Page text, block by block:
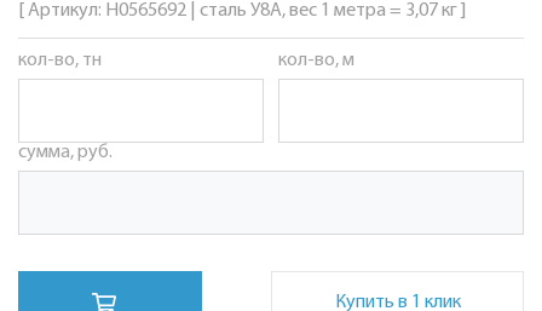
[ Артикул: Н0565692 | сталь У8А, вес 1 метра = 3,07 кг ]
кол-во, тн кол-во, м
сумма, руб.
Купить в 1 клик